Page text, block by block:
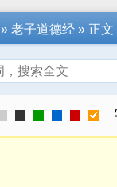
» 老子道德经 » 正文